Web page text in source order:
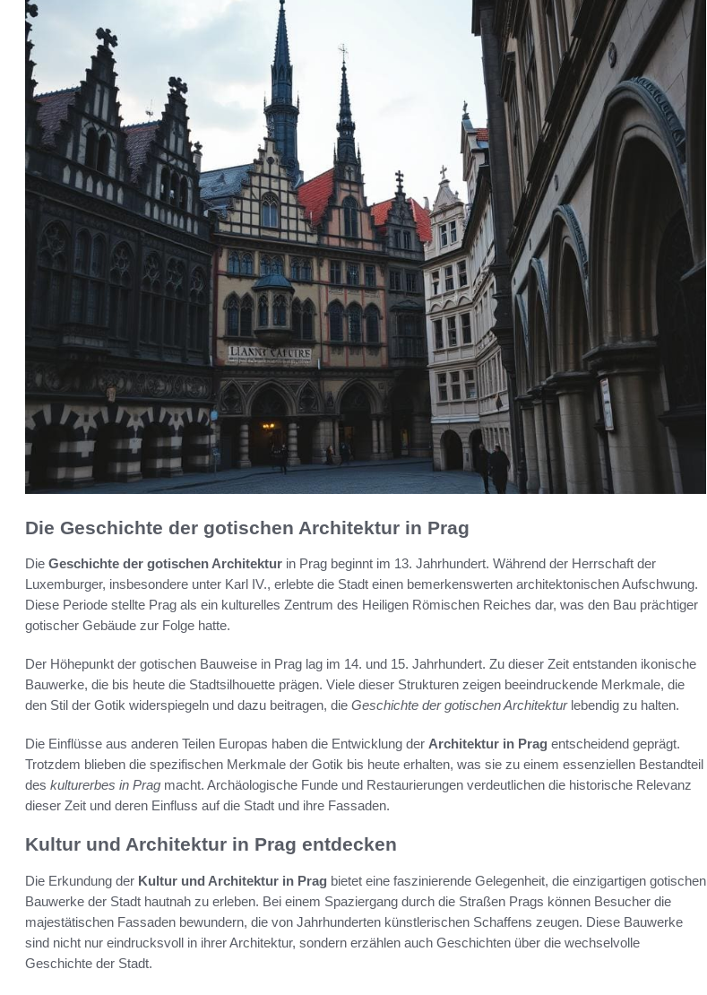
Die Geschichte der gotischen Architektur in Prag
Die Geschichte der gotischen Architektur in Prag beginnt im 13. Jahrhundert. Während der Herrschaft der
Luxemburger, insbesondere unter Karl IV., erlebte die Stadt einen bemerkenswerten architektonischen Aufschwung.
Diese Periode stellte Prag als ein kulturelles Zentrum des Heiligen Römischen Reiches dar, was den Bau prächtiger
gotischer Gebäude zur Folge hatte.
Der Höhepunkt der gotischen Bauweise in Prag lag im 14. und 15. Jahrhundert. Zu dieser Zeit entstanden ikonische
Bauwerke, die bis heute die Stadtsilhouette prägen. Viele dieser Strukturen zeigen beeindruckende Merkmale, die
den Stil der Gotik widerspiegeln und dazu beitragen, die Geschichte der gotischen Architekturlebendig zu halten.
Die Einflüsse aus anderen Teilen Europas haben die Entwicklung der Architektur in Prag entscheidend geprägt.
Trotzdem blieben die spezifischen Merkmale der Gotik bis heute erhalten, was sie zu einem essenziellen Bestandteil
des kulturerbes in Prag macht. Archäologische Funde und Restaurierungen verdeutlichen die historische Relevanz
dieser Zeit und deren Einfluss auf die Stadt und ihre Fassaden.
Kultur und Architektur in Prag entdecken
Die Erkundung der Kultur und Architektur in Prag bietet eine faszinierende Gelegenheit, die einzigartigen gotischen
Bauwerke der Stadt hautnah zu erleben. Bei einem Spaziergang durch die Straßen Prags können Besucher die
majestätischen Fassaden bewundern, die von Jahrhunderten künstlerischen Schaffens zeugen. Diese Bauwerke
sind nicht nur eindrucksvoll in ihrer Architektur, sondern erzählen auch Geschichten über die wechselvolle
Geschichte der Stadt.